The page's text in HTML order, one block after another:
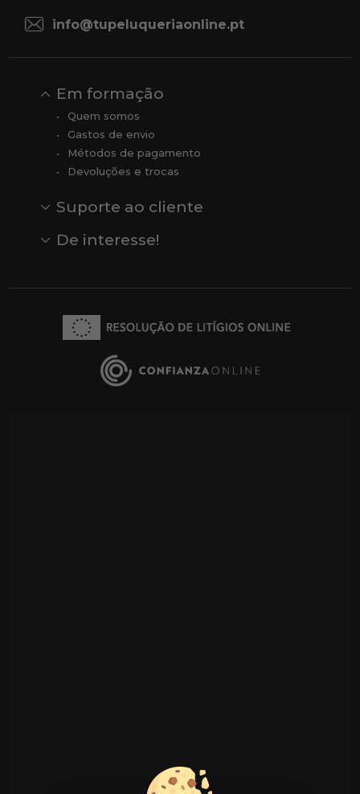
info@tupeluqueriaonline.pt
Em formação
Quem somos
Gastos de envio
Métodos de pagamento
Devoluções e trocas
Suporte ao cliente
Comentários
Comentários do Google
De interesse!